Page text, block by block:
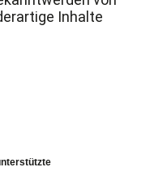
Inhalte